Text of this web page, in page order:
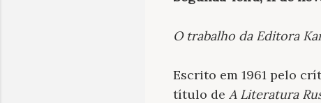
O trabalho da Editora
Escrito em 1961 pelo
título de A Literatura